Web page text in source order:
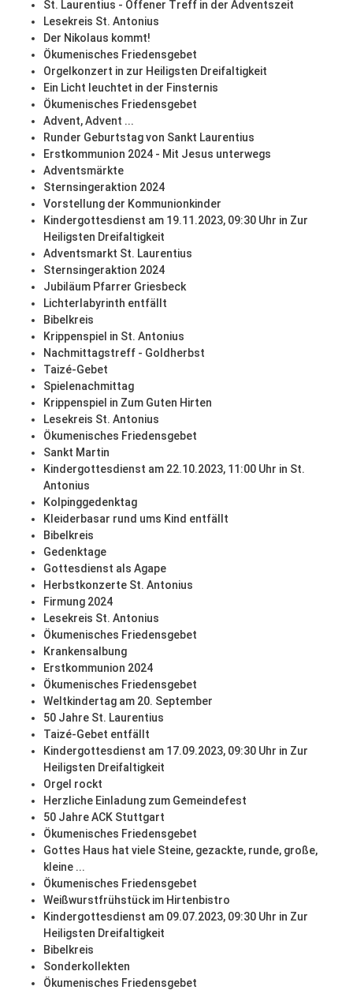
St. Laurentius - Offener Treff in der Adventszeit
Lesekreis St. Antonius
Der Nikolaus kommt!
Ökumenisches Friedensgebet
Orgelkonzert in zur Heiligsten Dreifaltigkeit
Ein Licht leuchtet in der Finsternis
Ökumenisches Friedensgebet
Advent, Advent ...
Runder Geburtstag von Sankt Laurentius
Erstkommunion 2024 - Mit Jesus unterwegs
Adventsmärkte
Sternsingeraktion 2024
Vorstellung der Kommunionkinder
Kindergottesdienst am 19.11.2023, 09:30 Uhr in Zur
Heiligsten Dreifaltigkeit
Adventsmarkt St. Laurentius
Sternsingeraktion 2024
Jubiläum Pfarrer Griesbeck
Lichterlabyrinth entfällt
Bibelkreis
Krippenspiel in St. Antonius
Nachmittagstreff - Goldherbst
Taizé-Gebet
Spielenachmittag
Krippenspiel in Zum Guten Hirten
Lesekreis St. Antonius
Ökumenisches Friedensgebet
Sankt Martin
Kindergottesdienst am 22.10.2023, 11:00 Uhr in St.
Antonius
Kolpinggedenktag
Kleiderbasar rund ums Kind entfällt
Bibelkreis
Gedenktage
Gottesdienst als Agape
Herbstkonzerte St. Antonius
Firmung 2024
Lesekreis St. Antonius
Ökumenisches Friedensgebet
Krankensalbung
Erstkommunion 2024
Ökumenisches Friedensgebet
Weltkindertag am 20. September
50 Jahre St. Laurentius
Taizé-Gebet entfällt
Kindergottesdienst am 17.09.2023, 09:30 Uhr in Zur
Heiligsten Dreifaltigkeit
Orgel rockt
Herzliche Einladung zum Gemeindefest
50 Jahre ACK Stuttgart
Ökumenisches Friedensgebet
Gottes Haus hat viele Steine, gezackte, runde, große,
kleine ...
Ökumenisches Friedensgebet
Weißwurstfrühstück im Hirtenbistro
Kindergottesdienst am 09.07.2023, 09:30 Uhr in Zur
Heiligsten Dreifaltigkeit
Bibelkreis
Sonderkollekten
Ökumenisches Friedensgebet